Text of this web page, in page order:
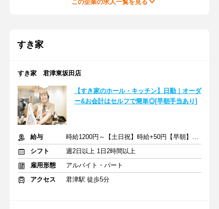
この企業の求人一覧を見る
すき家
すき家 君津東坂田店
【すき家のホール・キッチン】日勤｜オーダ
ー&お会計はセルフで簡単◎[早朝手当あり]
給与
時給1200円～【土日祝】時給+50円【早朝】時給+150円
シフト
週2日以上 1日2時間以上
雇用形態
アルバイト・パート
アクセス
君津駅 徒歩5分